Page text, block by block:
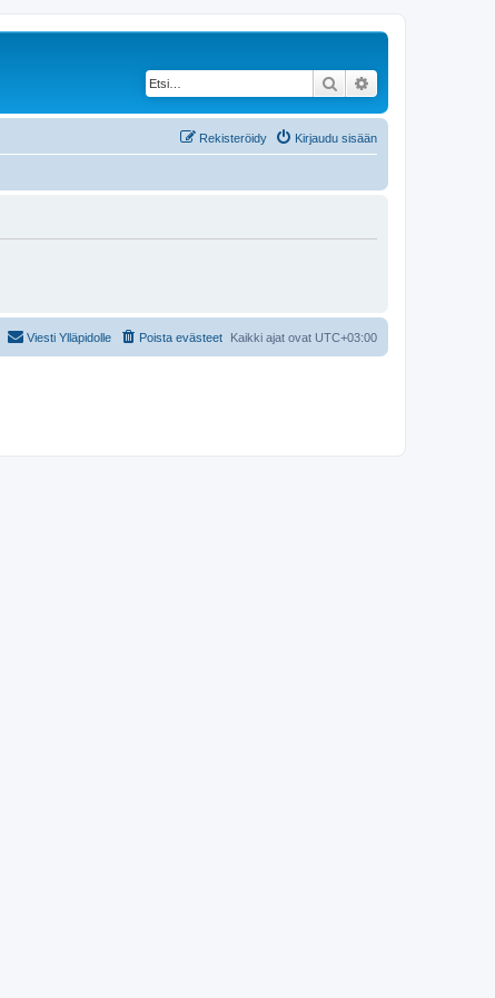
Etsi
Kirjaudu sisään
Rekisteröidy
Kaikki ajat ovat UTC+03:00
Poista evästeet
Viesti Ylläpidolle